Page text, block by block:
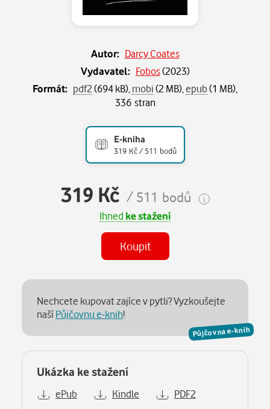
Autor: Darcy Coates
Vydavatel: Fobos(2023)
Formát: pdf2(694 kB), mobi(2 MB), epub(1 MB),
336 stran
E-kniha
319 Kč / 511 bodů
319 Kč / 511 bodů
Ihned ke stažení
Koupit
Půjčovna e-knih
Nechcete kupovat zajíce v pytli? Vyzkoušejte
našíPůjčovnu e-knih!
Ukázka ke stažení
ePub Kindle PDF2